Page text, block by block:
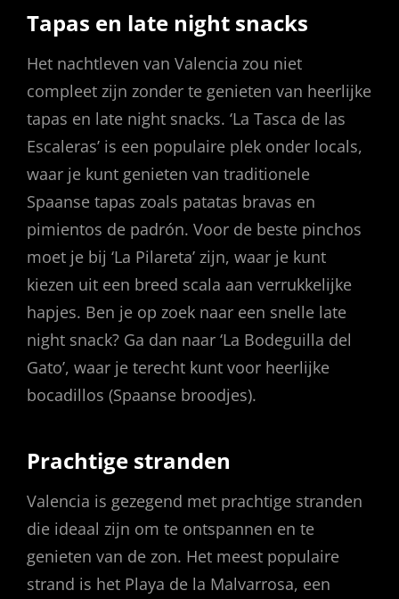
Tapas en late night snacks
Het nachtleven van Valencia zou niet
compleet zijn zonder te genieten van heerlijke
tapas en late night snacks. ‘La Tasca de las
Escaleras’ is een populaire plek onder locals,
waar je kunt genieten van traditionele
Spaanse tapas zoals patatas bravas en
pimientos de padrón. Voor de beste pinchos
moet je bij ‘La Pilareta’ zijn, waar je kunt
kiezen uit een breed scala aan verrukkelijke
hapjes. Ben je op zoek naar een snelle late
night snack? Ga dan naar ‘La Bodeguilla del
Gato’, waar je terecht kunt voor heerlijke
bocadillos (Spaanse broodjes).
Prachtige stranden
Valencia is gezegend met prachtige stranden
die ideaal zijn om te ontspannen en te
genieten van de zon. Het meest populaire
strand is het Playa de la Malvarrosa, een